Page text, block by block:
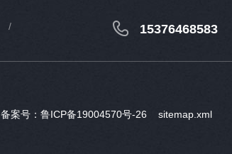
15376468583
备案号：鲁ICP备19004570号-26 sitemap.xml